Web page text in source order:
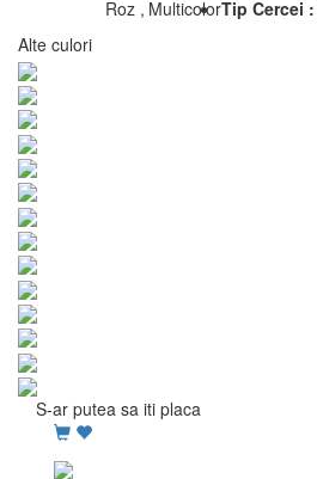
Roz , MulticolorTip Cercei :
Alte culori
S-ar putea sa iti placa